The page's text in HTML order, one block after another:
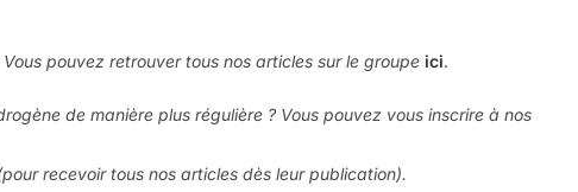
Vous pouvez retrouver tous nos articles sur le groupe ici.
de manière plus régulière ? Vous pouvez vous inscrire à nos
recevoir tous nos articles dès leur publication).